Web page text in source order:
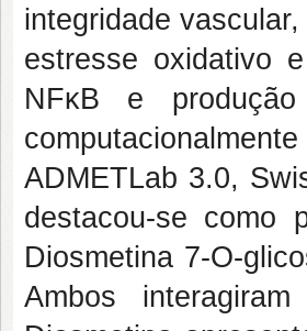
integridade
estresse oxidativo
NFκB e
ADMETLab 3.0,
destacou-se como
Diosmetina 7-O-
Ambos